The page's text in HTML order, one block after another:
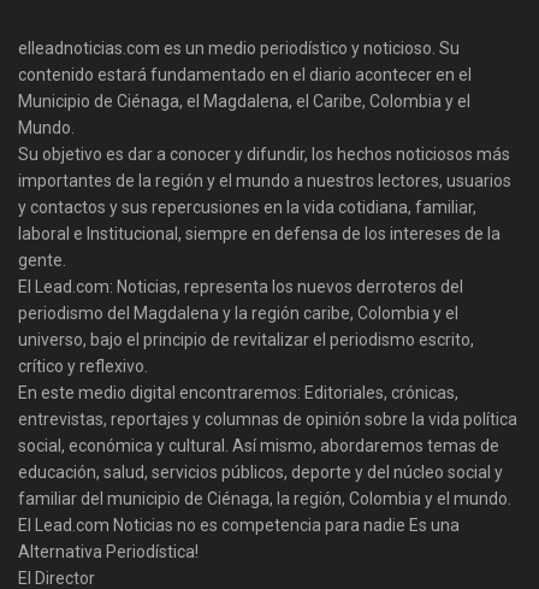
elleadnoticias.com es un medio periodístico y noticioso. Su
contenido estará fundamentado en el diario acontecer en el
Municipio de Ciénaga, el Magdalena, el Caribe, Colombia y el
Mundo.
Su objetivo es dar a conocer y difundir, los hechos noticiosos más
importantes de la región y el mundo a nuestros lectores, usuarios
y contactos y sus repercusiones en la vida cotidiana, familiar,
laboral e Institucional, siempre en defensa de los intereses de la
gente.
El Lead.com: Noticias, representa los nuevos derroteros del
periodismo del Magdalena y la región caribe, Colombia y el
universo, bajo el principio de revitalizar el periodismo escrito,
crítico y reflexivo.
En este medio digital encontraremos: Editoriales, crónicas,
entrevistas, reportajes y columnas de opinión sobre la vida política
social, económica y cultural. Así mismo, abordaremos temas de
educación, salud, servicios públicos, deporte y del núcleo social y
familiar del municipio de Ciénaga, la región, Colombia y el mundo.
El Lead.com Noticias no es competencia para nadie Es una
Alternativa Periodística!
El Director